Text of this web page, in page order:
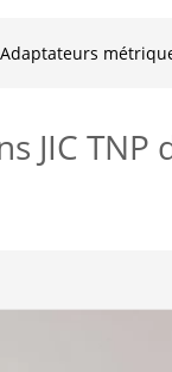
Adaptateurs
JIC